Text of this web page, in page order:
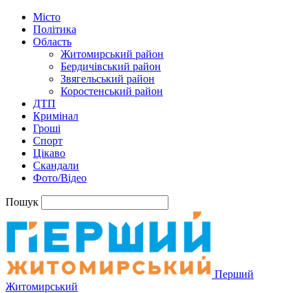
Місто
Політика
Область
Житомирський район
Бердичівський район
Звягельський район
Коростенський район
ДТП
Кримінал
Гроші
Спорт
Цікаво
Скандали
Фото/Відео
Пошук
Перший
Житомирський